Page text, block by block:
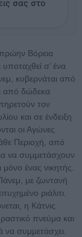
σας στο
πρώην Βόρεια
υποταχθεί σ’ ένα
κυβερνάται από
από δώδεκα
τον
και σε ένδειξη
οι Αγώνες
Περιοχή, από
να συμμετάσχουν
ένας νικητής.
με ζωντανή
ριάλιτι.
η Κάτνις
πνεύμα και
να συμμετάσχει.